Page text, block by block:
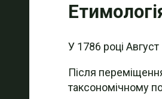
У 1786 році
Після
таксономічному